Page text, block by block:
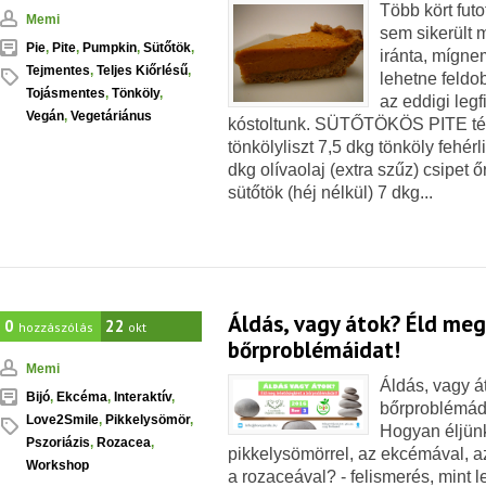
Memi
Pie, Pite, Pumpkin, Sütőtök,
Tejmentes, Teljes Kiőrlésű,
Tojásmentes, Tönköly,
Vegán, Vegetáriánus
Több kört
sem sikerült
iránta,
lehetne
az eddigi
kóstoltunk. SÜTŐTÖKÖS PITE
tönkölyliszt 7,5 dkg tönköly
dkg olívaolaj (extra szűz) csipet
sütőtök (héj nélkül) 7 dkg...
0 hozzászólás 22 okt
Memi
Bijó, Ekcéma, Interaktív,
Love2Smile, Pikkelysömör,
Pszoriázis, Rozacea,
Workshop
Áldás, vagy átok? Éld
bőrproblémáidat!
Áldás, vagy
Hogyan
pikkelysömörrel, az ekcémával,
a rozaceával? - felismerés, mint